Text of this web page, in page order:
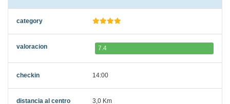
7.4
14:00
3,0 Km